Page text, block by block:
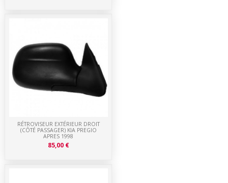
RÉTROVISEUR EXTÉRIEUR DROIT
(CÔTÉ PASSAGER) KIA PREGIO
APRES 1998
85,00 €